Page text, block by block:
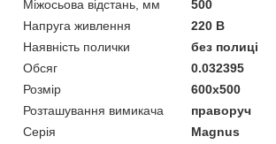
Міжосьова відстань, мм
500
Напруга живлення
220 В
Наявність полички
без полиці
Обсяг
0.032395
Розмір
600x500
Розташування вимикача
праворуч
Серія
Magnus